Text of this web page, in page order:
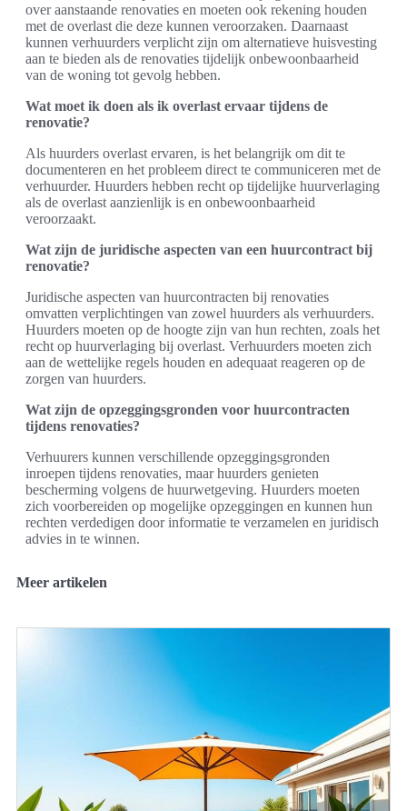
over aanstaande renovaties en moeten ook rekening houden
met de overlast die deze kunnen veroorzaken. Daarnaast
kunnen verhuurders verplicht zijn om alternatieve huisvesting
aan te bieden als de renovaties tijdelijk onbewoonbaarheid
van de woning tot gevolg hebben.
Wat moet ik doen als ik overlast ervaar tijdens de
renovatie?
Als huurders overlast ervaren, is het belangrijk om dit te
documenteren en het probleem direct te communiceren met de
verhuurder. Huurders hebben recht op tijdelijke huurverlaging
als de overlast aanzienlijk is en onbewoonbaarheid
veroorzaakt.
Wat zijn de juridische aspecten van een huurcontract bij
renovatie?
Juridische aspecten van huurcontracten bij renovaties
omvatten verplichtingen van zowel huurders als verhuurders.
Huurders moeten op de hoogte zijn van hun rechten, zoals het
recht op huurverlaging bij overlast. Verhuurders moeten zich
aan de wettelijke regels houden en adequaat reageren op de
zorgen van huurders.
Wat zijn de opzeggingsgronden voor huurcontracten
tijdens renovaties?
Verhuurers kunnen verschillende opzeggingsgronden
inroepen tijdens renovaties, maar huurders genieten
bescherming volgens de huurwetgeving. Huurders moeten
zich voorbereiden op mogelijke opzeggingen en kunnen hun
rechten verdedigen door informatie te verzamelen en juridisch
advies in te winnen.
Meer artikelen